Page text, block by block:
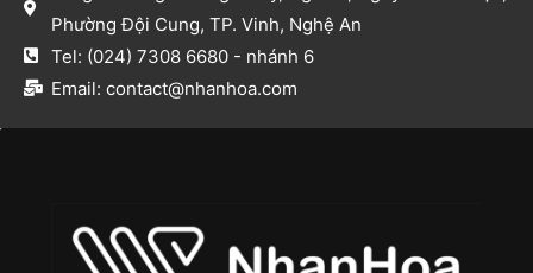
Phường Đội Cung, TP. Vinh, Nghệ An​
Tel: (024) 7308 6680 - nhánh 6​
Email: contact@nhanhoa.com​